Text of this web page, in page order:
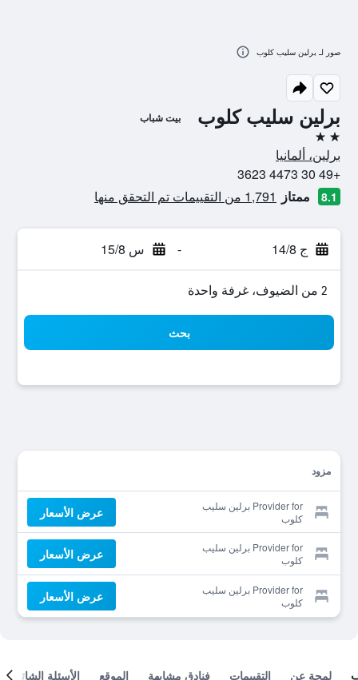
برلين سليب كلوب بيت شباب
2 نجمتين
برلين، ألمانيا
+49 30 4473 3623
8.1 ممتاز 1,791 من التقييمات تم التحقق منها
ج 14/8 - س 15/8
2 من الضيوف، غرفة واحدة
بحث
مزود
Provider for برلين سليب
كلوب
عرض الأسعار
Provider for برلين سليب
كلوب
عرض الأسعار
Provider for برلين سليب
كلوب
عرض الأسعار
صور لـ برلين سليب كلوب
لمحة عن التقييمات فنادق مشابهة الموقع الأسئلة الشائعة